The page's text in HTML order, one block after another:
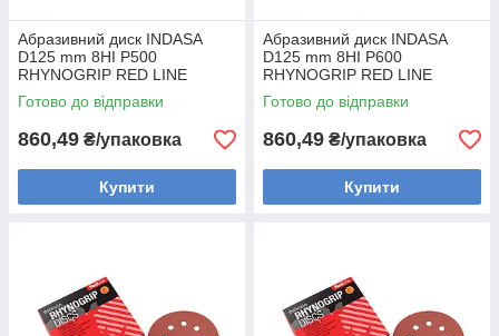
Абразивний диск INDASA
D125 mm 8HI P500
RHYNOGRIP RED LINE
(Португалія) (50шт)
Готово до відправки
860,49 ₴/упаковка
Купити
Абразивний диск INDASA
D125 mm 8HI P600
RHYNOGRIP RED LINE
(Португалія) (50шт)
Готово до відправки
860,49 ₴/упаковка
Купити